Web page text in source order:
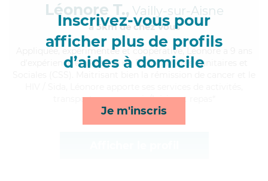
Inscrivez-vous pour
afficher plus de profils
d’aides à domicile
Je m'inscris
Léonore T., Vailly-sur-Aisne
à 5km de chez Vous
, expérimentée et coopérative, Léonore a 9 ans
d'expérience et possède un BEP Carrières Sanitaires et
transports, compagnie/loisirs et repas*